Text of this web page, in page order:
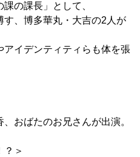
の課長」として、
す、博多華丸・大吉の2人が
アイデンティティらも体を張
おばたのお兄さんが出演。
？＞